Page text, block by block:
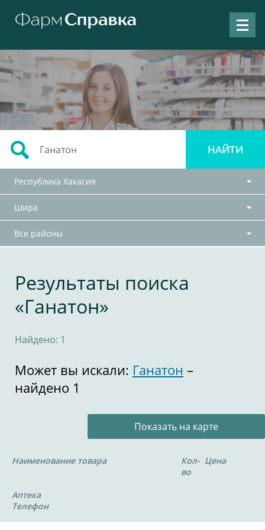
Республика Хакасия
Шира
Все районы
Результаты поиска
«Ганатон»
Найдено: 1
Может вы искали: Ганатон –
найдено 1
Показать на карте
Наименование товара
Кол-
во
Цена
Аптека
Телефон